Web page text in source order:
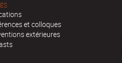
et colloques
extérieures